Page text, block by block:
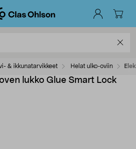
& ikkunatarvikkeet Helat ulko-oviin
lukko Glue Smart Lock